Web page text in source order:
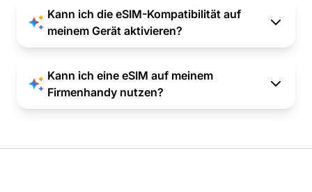
Kann ich die eSIM-Kompatibilität auf
meinem Gerät aktivieren?
Kann ich eine eSIM auf meinem
Firmenhandy nutzen?